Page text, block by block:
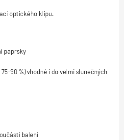
optického klipu.
paprsky
90 %) vhodné i do velmi slunečných
balení